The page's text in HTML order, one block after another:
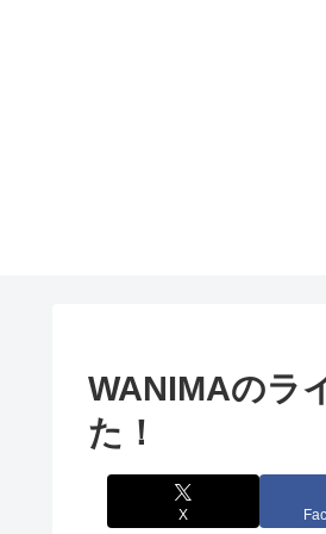
WANIMAのラ
た！
X